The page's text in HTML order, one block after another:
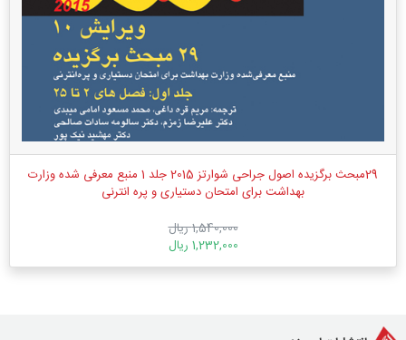
29مبحث برگزیده اصول جراحی شوارتز 2015 جلد 1 منبع معرفی شده وزارت
بهداشت برای امتحان دستیاری و پره انترنی
1,540,000 ریال
1,232,000 ریال